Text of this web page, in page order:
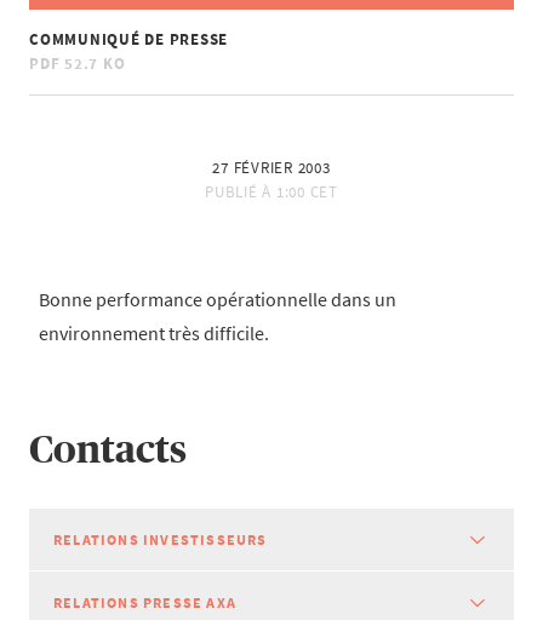
COMMUNIQUÉ DE PRESSE
PDF 52.7 KO
27 FÉVRIER 2003
PUBLIÉ À 1:00 CET
Bonne performance opérationnelle dans un
environnement très difficile.
Contacts
RELATIONS INVESTISSEURS
RELATIONS PRESSE AXA